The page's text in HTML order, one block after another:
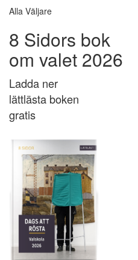
Alla Väljare
8 Sidors bok
om valet 2026
Ladda ner
lättlästa boken
gratis